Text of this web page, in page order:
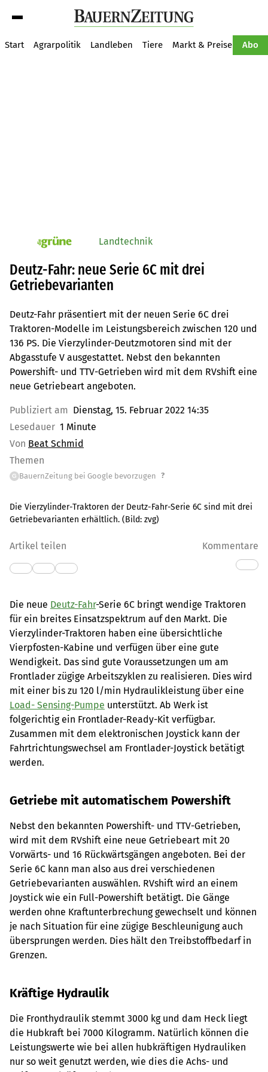
Start Agrarpolitik Landleben Tiere Markt & Preise Abo
pv_die-grune-online Landtechnik
Deutz-Fahr: neue Serie 6C mit drei
Getriebevarianten
Deutz-Fahr präsentiert mit der neuen Serie 6C drei
Traktoren-Modelle im Leistungsbereich zwischen 120 und
136 PS. Die Vierzylinder-Deutzmotoren sind mit der
Abgasstufe V ausgestattet. Nebst den bekannten
Powershift- und TTV-Getrieben wird mit dem RVshift eine
neue Getriebeart angeboten.
Publiziert am Dienstag, 15. Februar 2022 14:35
Lesedauer 1 Minute
Von Beat Schmid
Themen
G BauernZeitung bei Google bevorzugen ?
Die Vierzylinder-Traktoren der Deutz-Fahr-Serie 6C sind mit drei
Getriebevarianten erhältlich. (Bild: zvg)
Artikel teilen Kommentare
Die neue Deutz-Fahr-Serie 6C bringt wendige Traktoren
für ein breites Einsatzspektrum auf den Markt. Die
Vierzylinder-Traktoren haben eine übersichtliche
Vierpfosten-Kabine und verfügen über eine gute
Wendigkeit. Das sind gute Voraussetzungen um am
Frontlader zügige Arbeitszyklen zu realisieren. Dies wird
mit einer bis zu 120 l/min Hydraulikleistung über eine
Load- Sensing-Pumpe unterstützt. Ab Werk ist
folgerichtig ein Frontlader-Ready-Kit verfügbar.
Zusammen mit dem elektronischen Joystick kann der
Fahrtrichtungswechsel am Frontlader-Joystick betätigt
werden.
Getriebe mit automatischem Powershift
Nebst den bekannten Powershift- und TTV-Getrieben,
wird mit dem RVshift eine neue Getriebeart mit 20
Vorwärts- und 16 Rückwärtsgängen angeboten. Bei der
Serie 6C kann man also aus drei verschiedenen
Getriebevarianten auswählen. RVshift wird an einem
Joystick wie ein Full-Powershift betätigt. Die Gänge
werden ohne Kraftunterbrechung gewechselt und können
je nach Situation für eine zügige Beschleunigung auch
übersprungen werden. Dies hält den Treibstoffbedarf in
Grenzen.
Kräftige Hydraulik
Die Fronthydraulik stemmt 3000 kg und dam Heck liegt
die Hubkraft bei 7000 Kilogramm. Natürlich können die
Leistungswerte wie bei allen hubkräftigen Hydrauliken
nur so weit genutzt werden, wie dies die Achs- und